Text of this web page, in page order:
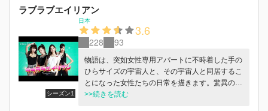
ラブラブエイリアン
シーズン1
日本
3.6
228 93
物語は、突如女性専用アパートに不時着した手の
ひらサイズの宇宙人と、その宇宙人と同居するこ
とになった女性たちの日常を描きます。驚異の科
学力を持ち、いつでも地球を滅ぼせる宇宙人とい
>>続きを読む